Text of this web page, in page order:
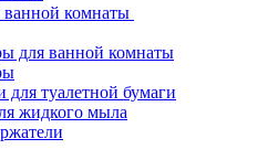
ванной комнаты
для ванной комнаты
для туалетной бумаги
жидкого мыла